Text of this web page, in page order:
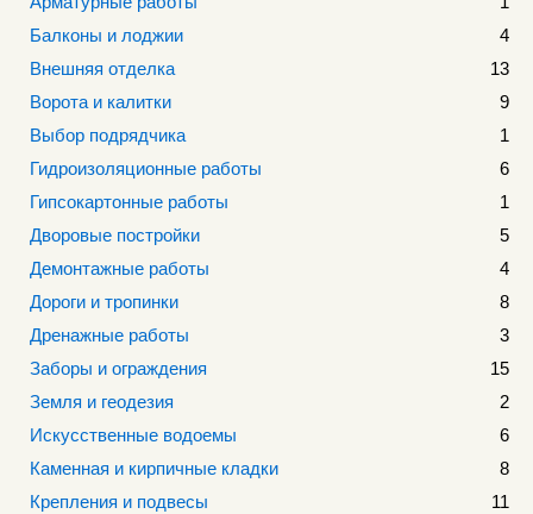
Балконы и лоджии
4
Внешняя отделка
13
Ворота и калитки
9
Выбор подрядчика
1
Гидроизоляционные работы
6
Гипсокартонные работы
1
Дворовые постройки
5
Демонтажные работы
4
Дороги и тропинки
8
Дренажные работы
3
Заборы и ограждения
15
Земля и геодезия
2
Искусственные водоемы
6
Каменная и кирпичные кладки
8
Крепления и подвесы
11